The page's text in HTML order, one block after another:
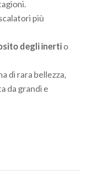
più
degli inertio
di rara bellezza,
da grandi e